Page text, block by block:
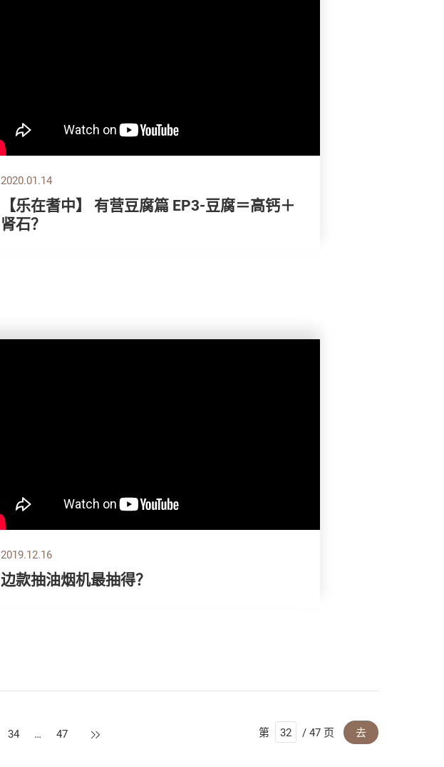
2020.01.14
【乐在耆中】 有营豆腐篇 EP3-豆腐＝高钙＋
肾石？
2019.12.16
边款抽油烟机最抽得？
34 … 47 下一页 第 / 47 页 去